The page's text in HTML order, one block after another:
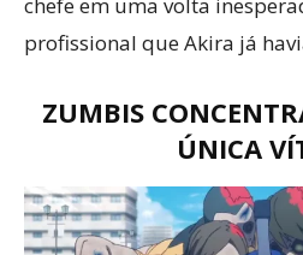
profissional que Akira já
ZUMBIS
ÚNICA